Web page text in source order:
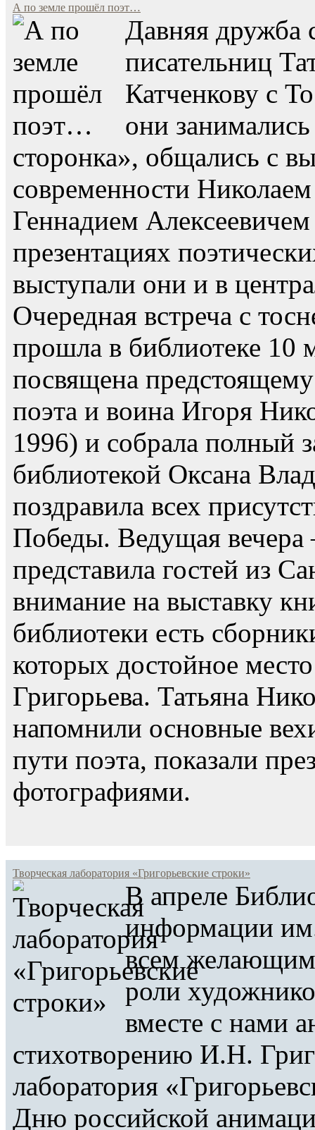
А по земле прошёл поэт…
Давняя дружба
писательниц
Катченкову с
они
сторонка», общались с
современности
Геннадием
презентациях
выступали они и в
Очередная встреча с
прошла в библиотеке 10
посвящена
поэта и воина Игоря
1996) и собрала полный
библиотекой Оксана
поздравила всех
Победы. Ведущая
представила гостей из
внимание на выставку
библиотеки есть
которых достойное
Григорьева. Татьяна
напомнили основные
пути поэта, показали
фотографиями.
Творческая лаборатория «Григорьевские строки»
В апреле
информации
всем желающим
роли
вместе с нами
стихотворению И.Н.
лаборатория
Дню российской